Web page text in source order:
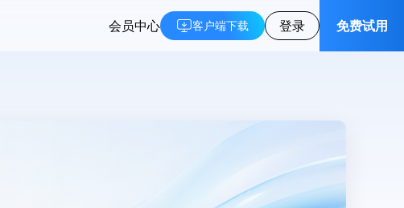
会员中心 客户端下载 登录 免费试用